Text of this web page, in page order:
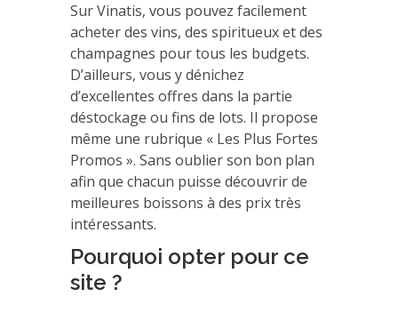
Sur Vinatis, vous pouvez facilement
acheter des vins, des spiritueux et des
champagnes pour tous les budgets.
D’ailleurs, vous y dénichez
d’excellentes offres dans la partie
déstockage ou fins de lots. Il propose
même une rubrique « Les Plus Fortes
Promos ». Sans oublier son bon plan
afin que chacun puisse découvrir de
meilleures boissons à des prix très
intéressants.
Pourquoi opter pour ce
site ?